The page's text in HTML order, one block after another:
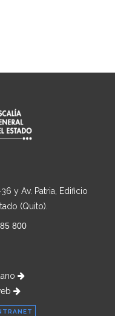
y Av. Patria, Edificio
(Quito).
800